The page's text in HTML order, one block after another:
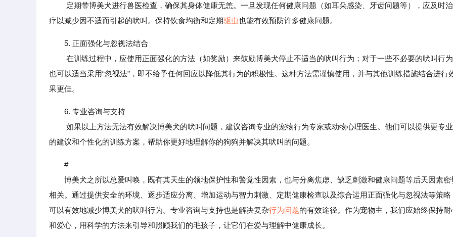
定期带博美犬进行兽医检查，确保其身体健康无恙。一旦发现任何健康问题（如耳朵感染、牙齿问题等），应及时治
疗以减少因不适而引起的吠叫。保持饮食均衡和定期驱虫也能有效预防许多健康问题。
5. 正面强化与忽视法结合
在训练过程中，应使用正面强化的方法（如奖励）来鼓励博美犬停止不适当的吠叫行为；对于一些不必要的吠叫行为
也可以适当采用“忽视法”，即不给予任何回应以降低其行为的积极性。这种方法需谨慎使用，并与其他训练措施结合进行
果更佳。
6. 专业咨询与支持
如果以上方法无法有效解决博美犬的吠叫问题，建议咨询专业的宠物行为专家或动物心理医生。他们可以提供更专业
的建议和个性化的训练方案，帮助你更好地理解你的狗狗并解决其吠叫的问题。
#
博美犬之所以总爱叫唤，既有其天生的领地保护性和警觉性因素，也与分离焦虑、缺乏刺激和健康问题等后天因素密
相关。通过提供安全的环境、逐步适应分离、增加运动与智力刺激、定期健康检查以及综合运用正面强化与忽视法等策略
可以有效地减少博美犬的吠叫行为。专业咨询与支持也是解决复杂行为问题的有效途径。作为宠物主，我们应始终保持耐
和爱心，用科学的方法来引导和照顾我们的毛孩子，让它们在爱与理解中健康成长。